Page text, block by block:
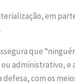
em
que
administrativo, e
com os